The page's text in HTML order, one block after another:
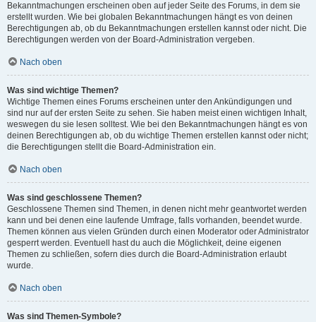
Bekanntmachungen erscheinen oben auf jeder Seite des Forums, in dem sie
erstellt wurden. Wie bei globalen Bekanntmachungen hängt es von deinen
Berechtigungen ab, ob du Bekanntmachungen erstellen kannst oder nicht. Die
Berechtigungen werden von der Board-Administration vergeben.
Nach oben
Was sind wichtige Themen?
Wichtige Themen eines Forums erscheinen unter den Ankündigungen und
sind nur auf der ersten Seite zu sehen. Sie haben meist einen wichtigen Inhalt,
weswegen du sie lesen solltest. Wie bei den Bekanntmachungen hängt es von
deinen Berechtigungen ab, ob du wichtige Themen erstellen kannst oder nicht;
die Berechtigungen stellt die Board-Administration ein.
Nach oben
Was sind geschlossene Themen?
Geschlossene Themen sind Themen, in denen nicht mehr geantwortet werden
kann und bei denen eine laufende Umfrage, falls vorhanden, beendet wurde.
Themen können aus vielen Gründen durch einen Moderator oder Administrator
gesperrt werden. Eventuell hast du auch die Möglichkeit, deine eigenen
Themen zu schließen, sofern dies durch die Board-Administration erlaubt
wurde.
Nach oben
Was sind Themen-Symbole?